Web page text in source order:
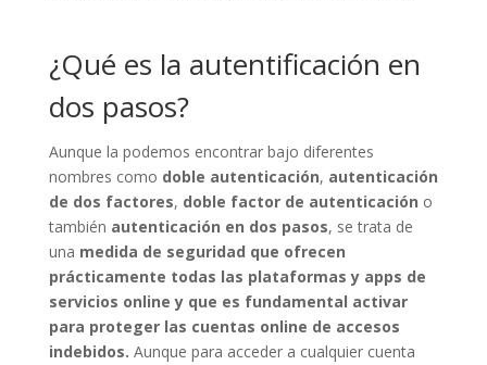
¿Qué es la autentificación en
dos pasos?
Aunque la podemos encontrar bajo diferentes
nombres como doble autenticación, autenticación
de dos factores, doble factor de autenticación o
también autenticación en dos pasos, se trata de
una medida de seguridad que ofrecen
prácticamente todas las plataformas y apps de
servicios online y que es fundamental activar
para proteger las cuentas online de accesos
indebidos. Aunque para acceder a cualquier cuenta